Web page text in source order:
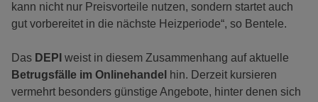
kann nicht nur Preisvorteile nutzen, sondern startet auch
gut vorbereitet in die nächste Heizperiode“, so Bentele.
Das DEPI weist in diesem Zusammenhang auf aktuelle
Betrugsfälle im Onlinehandel hin. Derzeit kursieren
vermehrt besonders günstige Angebote, hinter denen sich